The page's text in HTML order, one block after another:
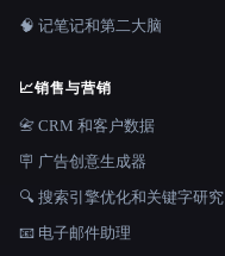
🧠 记笔记和第二大脑
📈销售与营销
📇 CRM 和客户数据
🪧 广告创意生成器
🔍 搜索引擎优化和关键字研究
📧 电子邮件助理